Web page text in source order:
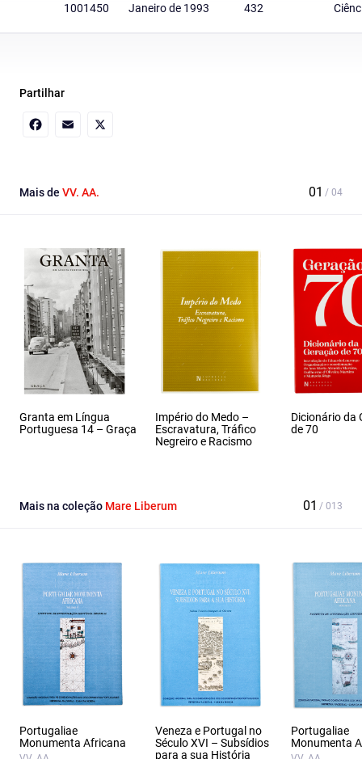
1001450
Janeiro de 1993
432
Partilhar
Mais de VV. AA.
Granta em Língua
Portuguesa 14 – Graça
Império do Medo –
Escravatura, Tráfico
Negreiro e Racismo
Dicionário da
de 70
Mais na coleção Mare Liberum
Portugaliae
Monumenta Africana
Veneza e Portugal no
Século XVI – Subsídios
para a sua História
Portugaliae
Monumenta